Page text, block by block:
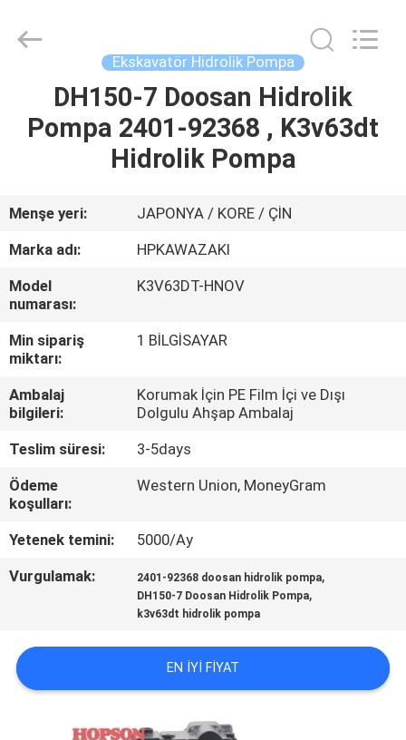
VIDEOLAR
FABRIKA
TURU
KALITE
KONTROL
BIZE
ULAŞIN
HABERLER
VAKALAR
Parts
Ekskavatör Hidrolik Pompa
DH150-7 Doosan Hidrolik
Pompa 2401-92368 , K3v63dt
Hidrolik Pompa
Menşe yeri:
JAPONYA / KORE / ÇİN
Marka adı:
HPKAWAZAKI
Model
numarası:
K3V63DT-HNOV
Min sipariş
miktarı:
1 BİLGİSAYAR
Ambalaj
bilgileri:
Korumak İçin PE Film İçi ve Dışı
Dolgulu Ahşap Ambalaj
Teslim süresi:
3-5days
Ödeme
koşulları:
Western Union, MoneyGram
Yetenek temini:
5000/Ay
Vurgulamak:
2401-92368 doosan hidrolik pompa,
DH150-7 Doosan Hidrolik Pompa,
k3v63dt hidrolik pompa
EN IYI FIYAT